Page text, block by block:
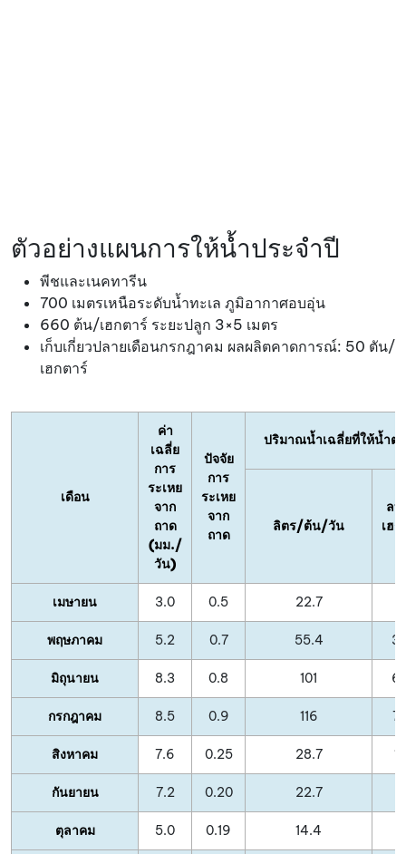
ตัวอย่างแผนการให้น้ำประจำปี
พีชและเนคทารีน
700 เมตรเหนือระดับน้ำทะเล ภูมิอากาศอบอุ่น
660 ต้น/เฮกตาร์ ระยะปลูก 3×5 เมตร
เก็บเกี่ยวปลายเดือนกรกฎาคม ผลผลิตคาดการณ์: 50 ตัน/
เฮกตาร์
เดือน
ค่า
เฉลี่ย
การ
ระเหย
จาก
ถาด
(มม./
วัน)
ปัจจัย
การ
ระเหย
จาก
ถาด
ปริมาณน้ำเฉลี่ยที่ให้น้ำต่
ลิตร/ต้น/วัน
ล
เฮ
เมษายน 3.0 0.5 22.7
พฤษภาคม 5.2 0.7 55.4
มิถุนายน 8.3 0.8 101
กรกฎาคม 8.5 0.9 116
สิงหาคม 7.6 0.25 28.7
กันยายน 7.2 0.20 22.7
ตุลาคม 5.0 0.19 14.4